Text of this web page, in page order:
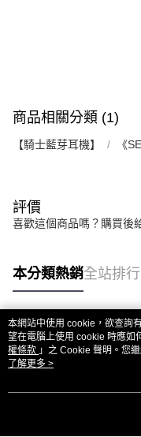
商品相關分類 (1)
【騎士藍芽耳機】 《
評價
喜歡這個商品嗎？購買後
本分類熱銷全站排行
熱門標籤
本網站中使用 cookie，欲查詢
望在電腦上使用 cookie 時應如
權條款 」之 Cookie 聲明。您
用條款之 Cookie 聲明使用
了解更多 >